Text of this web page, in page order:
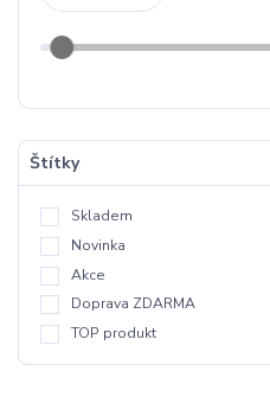
Štítky
Skladem
Novinka
Akce
Doprava ZDARMA
TOP produkt